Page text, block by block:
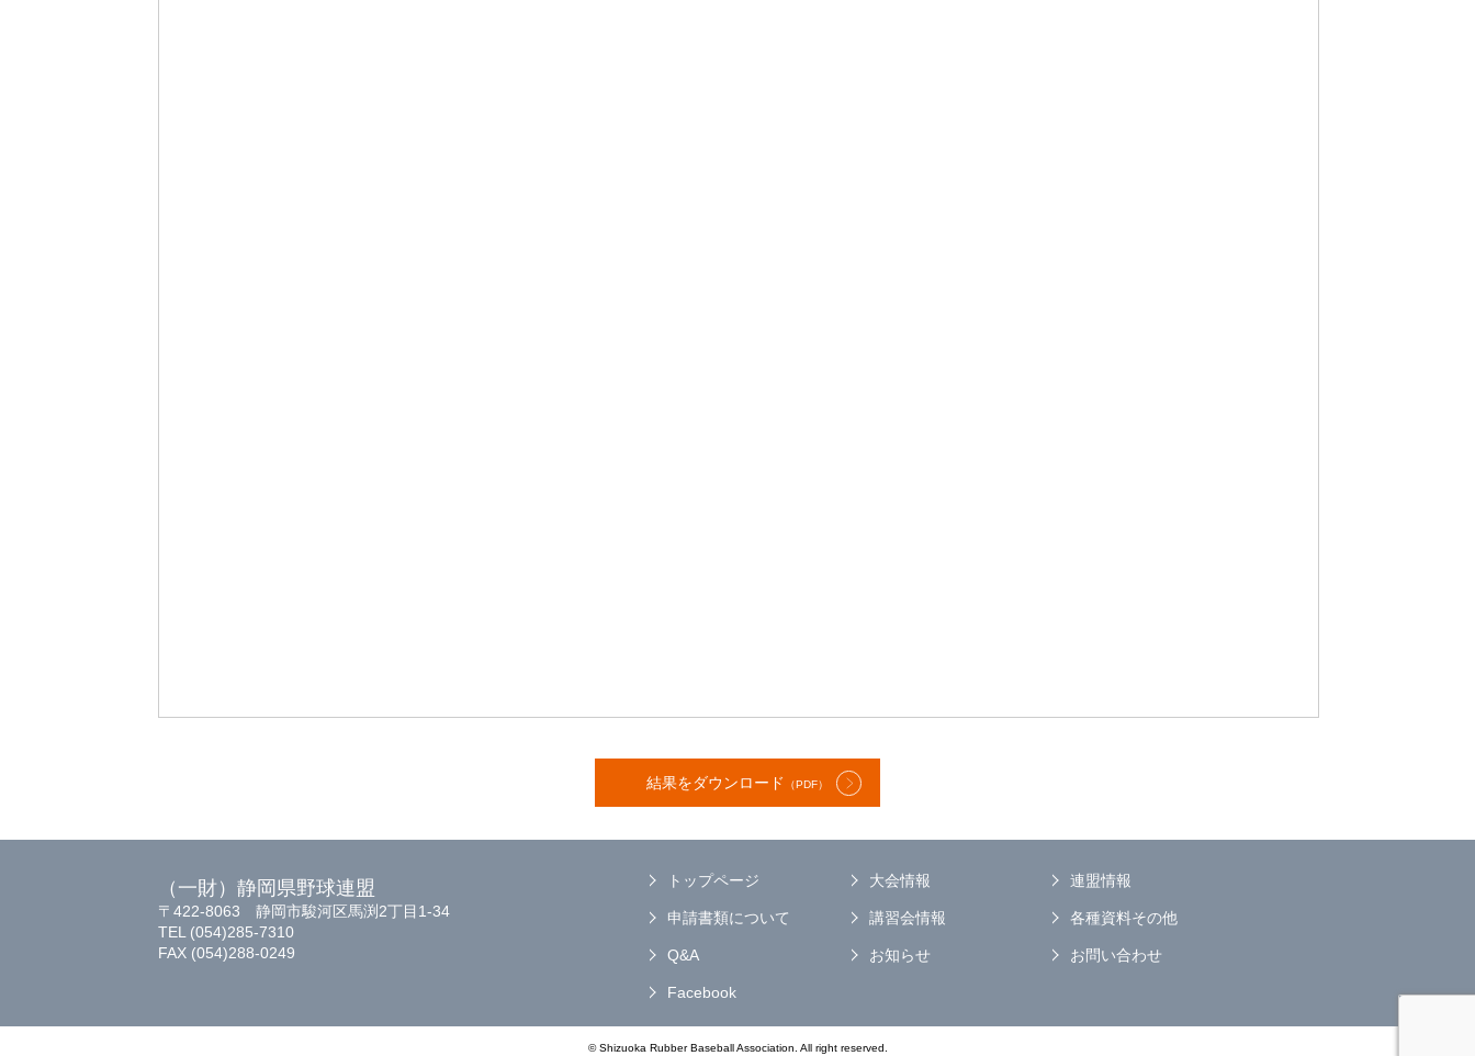
結果をダウンロード （PDF）
（一財）静岡県野球連盟
〒422-8063 静岡市駿河区馬渕2丁目1-34
TEL (054)285-7310
FAX (054)288-0249
トップページ 大会情報 連盟情報
申請書類について 講習会情報 各種資料その他
Q&A お知らせ お問い合わせ
Facebook
© Shizuoka Rubber Baseball Association. All right reserved.